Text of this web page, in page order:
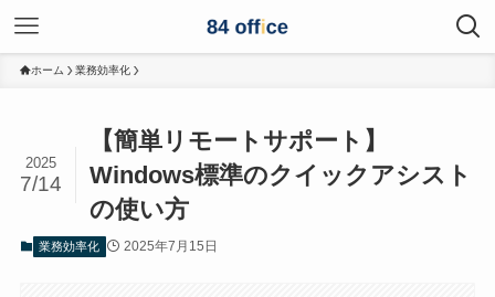
ホーム 業務効率化
【簡単リモートサポート】
Windows標準のクイックアシスト
の使い方
2025
7/14
業務効率化 2025年7月15日